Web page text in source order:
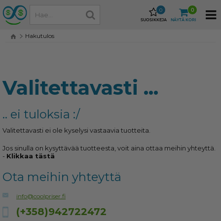
SUOSIKKEJA
0
NÄYTÄ KORI
0
Hakutulos
Valitettavasti ...
.. ei tuloksia :/
Valitettavasti ei ole kyselysi vastaavia tuotteita.
Jos sinulla on kysyttävää tuotteesta, voit aina ottaa meihin yhteyttä.
- Klikkaa tästä
Ota meihin yhteyttä
info@coolpriser.fi
(+358)942722472